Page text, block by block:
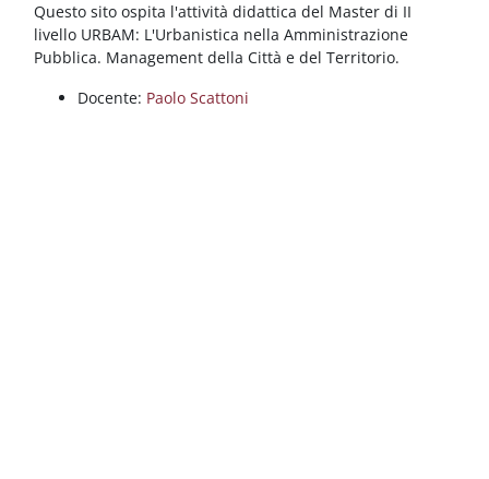
Vai al contenuto principale
Blocchi
Questo sito ospita l'attività didattica del Master di II
livello URBAM: L'Urbanistica nella Amministrazione
Pubblica. Management della Città e del Territorio.
Docente: Paolo Scattoni